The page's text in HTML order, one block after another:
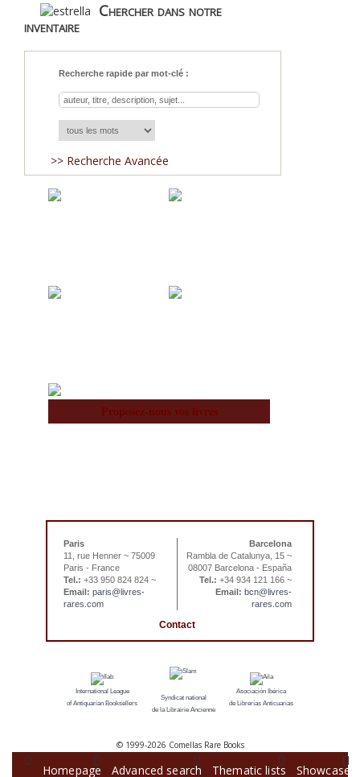
Chercher dans notre
inventaire
Recherche rapide par mot-clé :
>> Recherche Avancée
Paris
11, rue Henner ~ 75009
Paris - France
Tel.: +33 950 824 824 ~
Email: paris@livres-
rares.com
Barcelona
Rambla de Catalunya, 15 ~
08007 Barcelona - España
Tel.: +34 934 121 166 ~
Email: bcn@livres-
rares.com
Contact
International League
of Antiquarian Booksellers
Syndicat national
de la Librairie Ancienne
Asociación Ibérica
de Librerías Anticuarias
© 1999-2026 Comellas Rare Books
Homepage Advanced search Thematic lists Showcase
last updatedtoday 08/08/2026